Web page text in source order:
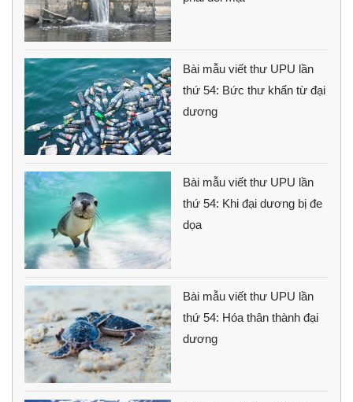
Bài mẫu viết thư UPU lần
thứ 54: Bức thư khẩn từ đại
dương
Bài mẫu viết thư UPU lần
thứ 54: Khi đại dương bị đe
dọa
Bài mẫu viết thư UPU lần
thứ 54: Hóa thân thành đại
dương